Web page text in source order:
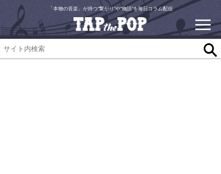
「本物の音楽」が持つ“繋がり”や“物語”を毎日コラム配信